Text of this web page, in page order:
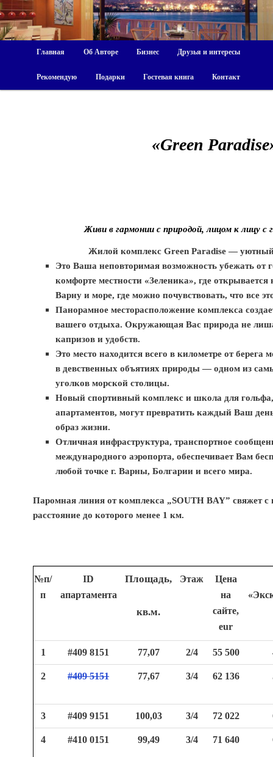
Главная Об Авторе Бизнес Друзья и интересы
Рекомендую Подарки Гостевая книга Контакт
«Green
Живи в гармонии с природой, лицом к лицу с
Жилой комплекс Green Рaradise —
Это Ваша неповторимая возможность убежать от
комфорте местности «Зеленика», где
Варну и морe, где можно почувствовать, что все
Панорамное месторасположение комплекса
вашего отдыха. Окружающая Вас природа не
капризов и удобств.
Это место находится всего в километре от берега
в девственных объятиях природы — одном из
уголков морской столицы.
Новый спортивный комплекс и школа для
апартаментов, могут превратить каждый Ваш
образ жизни.
Отличная инфраструктура, транспортное
международного аэропорта, обеспечивает Вам
любой точке г. Варны, Болгарии и всего мира.
Паромная линия от комплекса „SOUTH BAY” свяжет с
расстояние до которого менее 1 км.
№п/
п
ID
апартамента
Площадь,
кв.м.
Этаж
Цена
на
сайте,
eur
1 #409 8151 77,07 2/4 55 500
2 #409 5151 77,67 3/4 62 136
3 #409 9151 100,03 3/4 72 022
4 #410 0151 99,49 3/4 71 640